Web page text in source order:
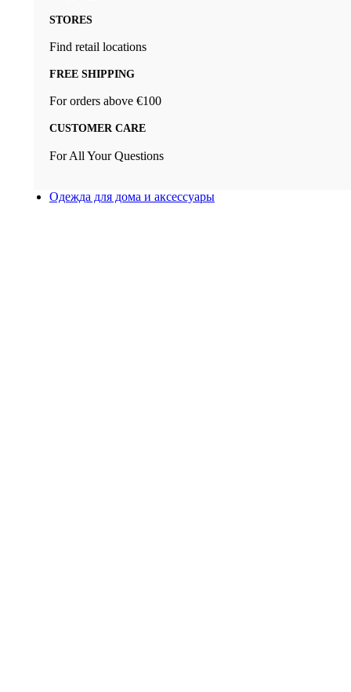
STORES
Find retail locations
FREE SHIPPING
For orders above €100
CUSTOMER CARE
For All Your Questions
Одежда для дома и аксессуары